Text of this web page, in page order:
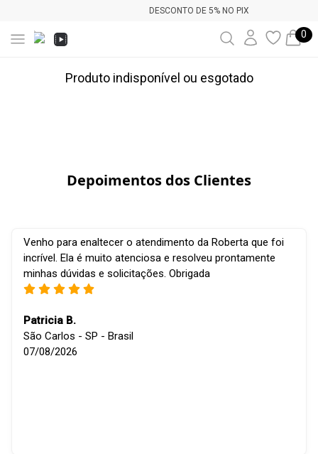
DESCONTO DE 5% NO PIX
0
Produto indisponível ou esgotado
Depoimentos dos Clientes
Venho para enaltecer o atendimento da Roberta que foi
incrível. Ela é muito atenciosa e resolveu prontamente
minhas dúvidas e solicitações. Obrigada
Patricia B.
São Carlos - SP - Brasil
07/08/2026